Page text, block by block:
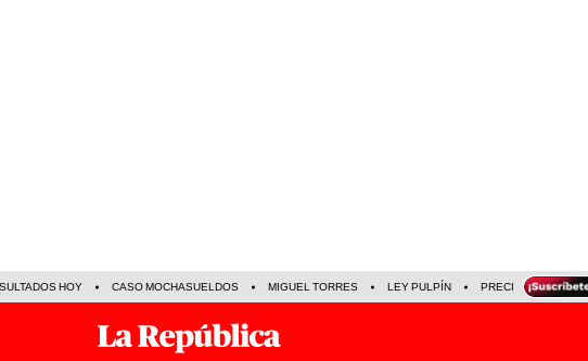
HOY CASO MOCHASUELDOS MIGUEL TORRES LEY PULPÍN PRECIO DEL DÓLAR